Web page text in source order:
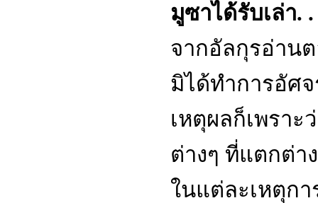
มูซาได้รับเล่า. .
จากอัลกุรอ่าน
มิได้ทำการอัศ
เหตุผลก็เพราะ
ต่างๆ ที่แตกต่
ในแต่ละเหตุก